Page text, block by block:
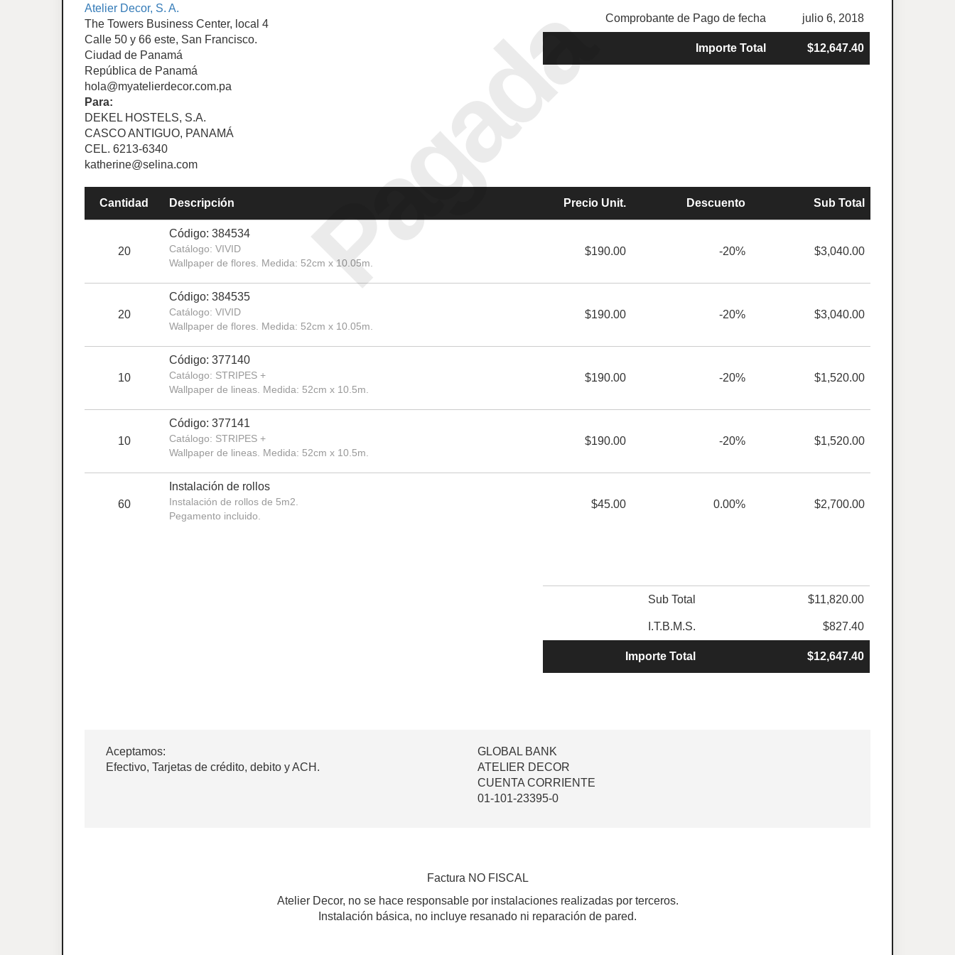
Pagada
Atelier Decor, S. A.
The Towers Business Center, local 4
Calle 50 y 66 este, San Francisco.
Ciudad de Panamá
República de Panamá
hola@myatelierdecor.com.pa
Comprobante de Pago de fecha julio 6, 2018
Importe Total $12,647.40
Para:
DEKEL HOSTELS, S.A.
CASCO ANTIGUO, PANAMÁ
CEL. 6213-6340
katherine@selina.com
Cantidad Descripción Precio Unit. Descuento Sub Total
20
Código: 384534
Catálogo: VIVID
Wallpaper de flores. Medida: 52cm x 10.05m.
$190.00 -20% $3,040.00
20
Código: 384535
Catálogo: VIVID
Wallpaper de flores. Medida: 52cm x 10.05m.
$190.00 -20% $3,040.00
10
Código: 377140
Catálogo: STRIPES +
Wallpaper de lineas. Medida: 52cm x 10.5m.
$190.00 -20% $1,520.00
10
Código: 377141
Catálogo: STRIPES +
Wallpaper de lineas. Medida: 52cm x 10.5m.
$190.00 -20% $1,520.00
60
Instalación de rollos
Instalación de rollos de 5m2.
Pegamento incluido.
$45.00 0.00% $2,700.00
Sub Total $11,820.00
I.T.B.M.S. $827.40
Importe Total $12,647.40
Aceptamos:
Efectivo, Tarjetas de crédito, debito y ACH.
GLOBAL BANK
ATELIER DECOR
CUENTA CORRIENTE
01-101-23395-0
Factura NO FISCAL
Atelier Decor, no se hace responsable por instalaciones realizadas por terceros.
Instalación básica, no incluye resanado ni reparación de pared.